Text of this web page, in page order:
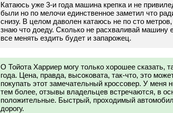
Катаюсь уже 3-и года машина крепка и не
были но по мелочи единственное заметил что
снизу. В целом даволен катаюсь не по сто
знаю что доеду. Сколько не расхваливай машину
все менять ездить будет и запарожец.
О Тойота Харриер могу только хорошее сказать,
года. Цена, правда, высоковата, так-что, это
покупать этот замечательный кроссовер. У меня
тем более, отзывы владельцев встречаются, в
положительные. Быстрый, проходимый
дорогу.